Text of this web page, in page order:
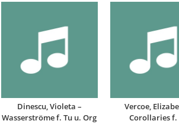
Dinescu, Violeta –
Wasserströme f. Tu u. Org
Vercoe,
Corollaries f.